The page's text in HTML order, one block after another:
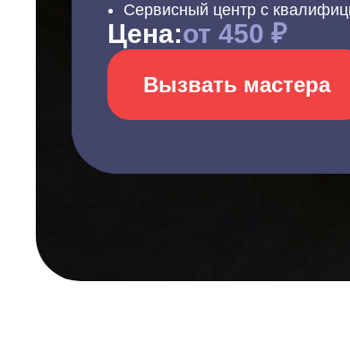
Сервисный центр с
Цена:от 450 ₽
Вызвать мастера